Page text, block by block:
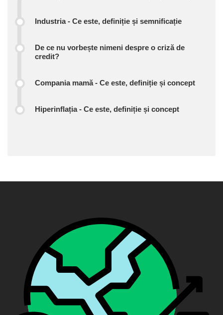
Industria - Ce este, definiție și semnificație
De ce nu vorbește nimeni despre o criză de
credit?
Compania mamă - Ce este, definiție și concept
Hiperinflația - Ce este, definiție și concept